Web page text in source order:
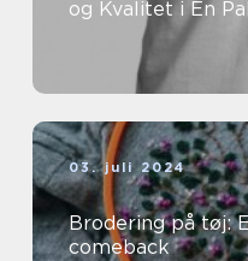
og Kvalitet i Én
03. juli 2024
Brodering på tøj:
comeback